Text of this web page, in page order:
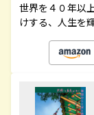
世界を４０年以
けする、人生を